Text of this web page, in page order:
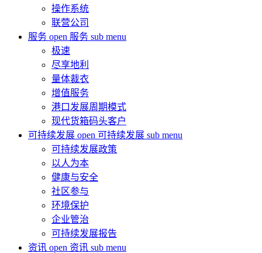
操作系统
联营公司
服务 open 服务 sub menu
极速
尽享地利
量体裁衣
增值服务
港口发展周期模式
现代货箱码头客户
可持续发展 open 可持续发展 sub menu
可持续发展政策
以人为本
健康与安全
社区参与
环境保护
企业管治
可持续发展报告
资讯 open 资讯 sub menu